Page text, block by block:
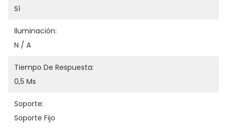
Sí
Iluminación:
N / A
Tiempo De Respuesta:
0,5 Ms
Soporte:
Soporte Fijo